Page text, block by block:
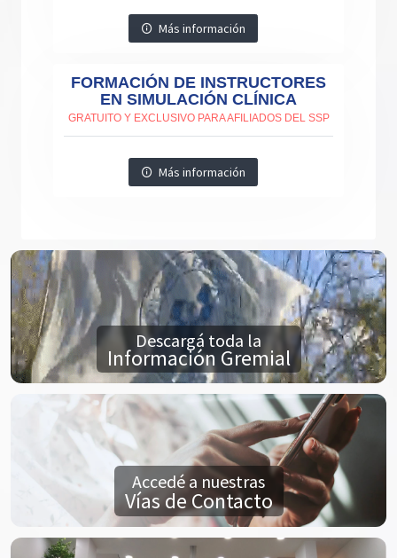
Más información
FORMACIÓN DE INSTRUCTORES
EN SIMULACIÓN CLÍNICA
GRATUITO Y EXCLUSIVO PARA AFILIADOS DEL SSP
Más información
Descargá toda la
Información Gremial
Accedé a nuestras
Vías de Contacto